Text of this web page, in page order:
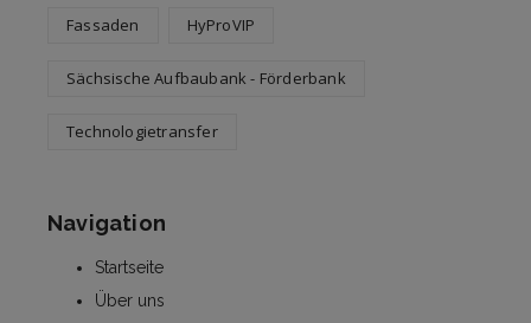
Fassaden HyProVIP
Sächsische Aufbaubank - Förderbank
Technologietransfer
Navigation
Startseite
Über uns